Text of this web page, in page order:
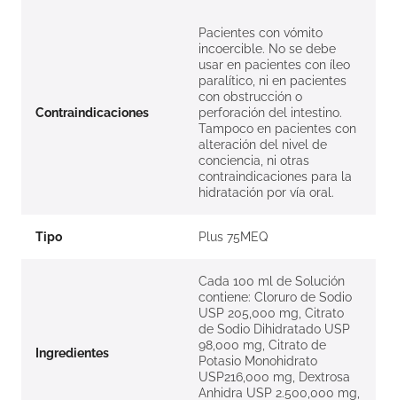
Contraindicaciones
Pacientes con vómito
incoercible. No se debe
usar en pacientes con íleo
paralítico, ni en pacientes
con obstrucción o
perforación del intestino.
Tampoco en pacientes con
alteración del nivel de
conciencia, ni otras
contraindicaciones para la
hidratación por vía oral.
Tipo Plus 75MEQ
Ingredientes
Cada 100 ml de Solución
contiene: Cloruro de Sodio
USP 205,000 mg, Citrato
de Sodio Dihidratado USP
98,000 mg, Citrato de
Potasio Monohidrato
USP216,000 mg, Dextrosa
Anhidra USP 2.500,000 mg,